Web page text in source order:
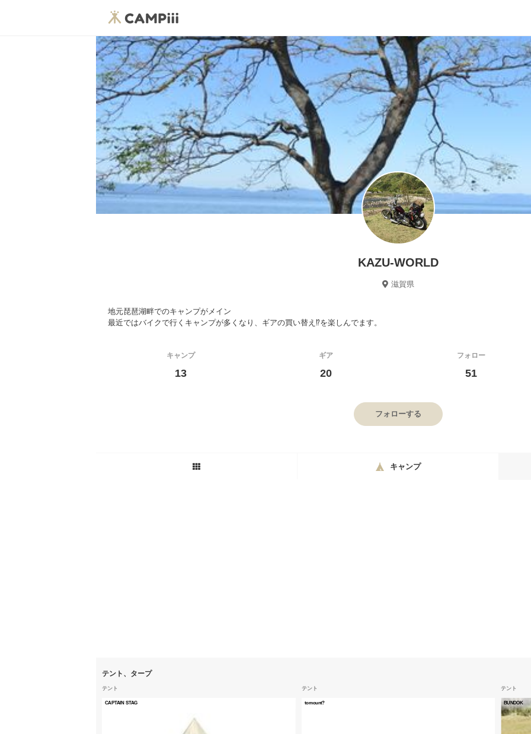
KAZU-WORLD
滋賀県
地元琵琶湖畔でのキャンプがメイン
最近ではバイクで行くキャンプが多くなり、ギアの買い替え⁉を楽しんでます。
キャンプ
13
ギア
20
フォロー
51
フォローする
キャンプ
テント、タープ
テント
CAPTAIN STAG
テント
tomount?
テント
BUNDOK